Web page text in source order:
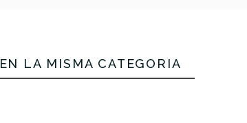
EN LA MISMA CATEGORÍA